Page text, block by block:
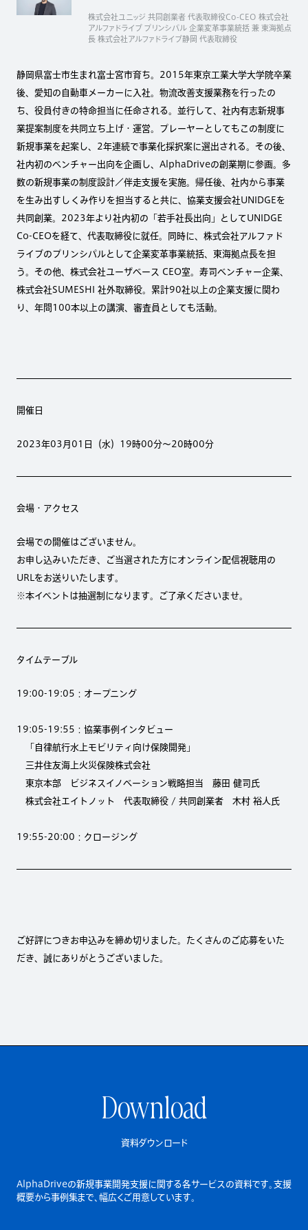
株式会社ユニッジ 共同創業者 代表取締役Co-CEO 株式会社
アルファドライブ プリンシパル 企業変革事業統括 兼 東海拠点
長 株式会社アルファドライブ静岡 代表取締役
静岡県富士市生まれ富士宮市育ち。2015年東京工業大学大学院卒業
後、愛知の自動車メーカーに入社。物流改善支援業務を行ったの
ち、役員付きの特命担当に任命される。並行して、社内有志新規事
業提案制度を共同立ち上げ・運営。プレーヤーとしてもこの制度に
新規事業を起案し、2年連続で事業化採択案に選出される。その後、
社内初のベンチャー出向を企画し、AlphaDriveの創業期に参画。多
数の新規事業の制度設計／伴走支援を実施。帰任後、社内から事業
を生み出すしくみ作りを担当すると共に、協業支援会社UNIDGEを
共同創業。2023年より社内初の「若手社長出向」としてUNIDGE
Co-CEOを経て、代表取締役に就任。同時に、株式会社アルファド
ライブのプリンシパルとして企業変革事業統括、東海拠点長を担
う。その他、株式会社ユーザベース CEO室。寿司ベンチャー企業、
株式会社SUMESHI 社外取締役。累計90社以上の企業支援に関わ
り、年間100本以上の講演、審査員としても活動。
開催日
2023年03月01日（水）19時00分～20時00分
会場・アクセス
会場での開催はございません。
お申し込みいただき、ご当選された方にオンライン配信視聴用の
URLをお送りいたします。
※本イベントは抽選制になります。ご了承くださいませ。
タイムテーブル
19:00-19:05：オープニング
19:05-19:55：協業事例インタビュー
「自律航行水上モビリティ向け保険開発」
三井住友海上火災保険株式会社
東京本部 ビジネスイノベーション戦略担当 藤田 健司氏
株式会社エイトノット 代表取締役 / 共同創業者 木村 裕人氏
19:55-20:00：クロージング
ご好評につきお申込みを締め切りました。たくさんのご応募をいた
だき、誠にありがとうございました。
Download
資料ダウンロード
AlphaDriveの新規事業開発支援に関する各サービスの資料です。 支援
概要から事例集まで、幅広くご用意しています。